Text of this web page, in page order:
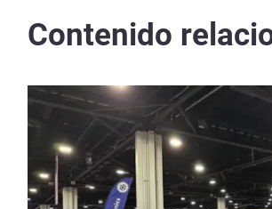
Contenido